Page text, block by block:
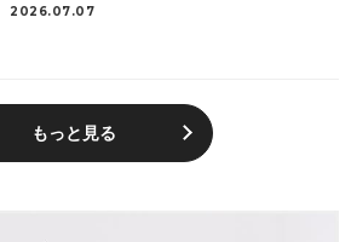
2026.07.07
もっと見る